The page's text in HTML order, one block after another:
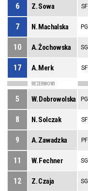
6 Z. Sowa SF
7 N. Machalska PG
10 A. Żochowska SG
17 A. Merk SF
REZERWOWI
5 W. Dobrowolska PG
8 N. Solczak SF
9 A. Zawadzka PF
11 W. Fechner SG
12 Z. Czaja SG